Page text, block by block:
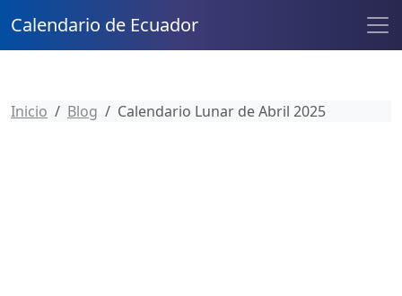
Calendario de Ecuador
Inicio Blog Calendario Lunar de Abril 2025